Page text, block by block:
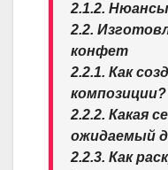
2.1.2.
2.2.
конфет
2.2.1. Как
композиции?
2.2.2. Какая
ожидаемый
2.2.3. Как